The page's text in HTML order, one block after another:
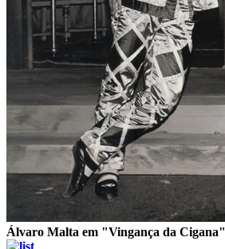
Álvaro Malta em "Vingança da Cigana"